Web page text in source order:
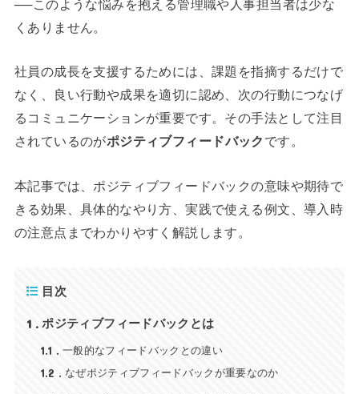
──このような悩みを抱える管理職や人事担当者は少な
くありません。
社員の成長を支援するためには、課題を指摘するだけで
なく、良い行動や成果を適切に認め、次の行動につなげ
るコミュニケーションが重要です。その手法として注目
されているのがポジティブフィードバック です。
本記事では、ポジティブフィードバックの意味や期待で
きる効果、具体的なやり方、実践で使える例文、導入時
の注意点までわかりやすく解説します。
目次
1 ポジティブフィードバックとは
1.1 一般的なフィードバックとの違い
1.2 なぜポジティブフィードバックが重要なのか